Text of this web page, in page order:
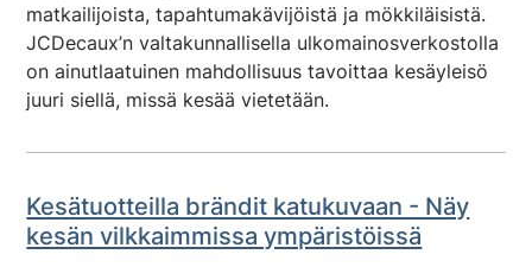
matkailijoista, tapahtumakävijöistä ja mökkiläisistä.
JCDecaux’n valtakunnallisella ulkomainosverkostolla
on ainutlaatuinen mahdollisuus tavoittaa kesäyleisö
juuri siellä, missä kesää vietetään.
Kesätuotteilla brändit katukuvaan - Näy
kesän vilkkaimmissa ympäristöissä